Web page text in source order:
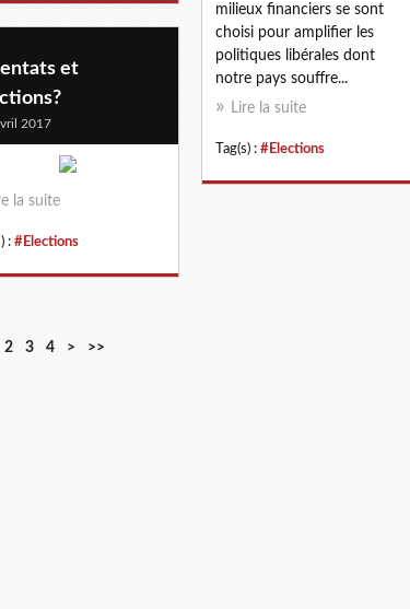
milieux financiers se sont
choisi pour amplifier les
politiques libérales dont
notre pays souffre...
Lire la suite
Tag(s) : #Elections
et
2017
la suite
: #Elections
2 3 4 > >>